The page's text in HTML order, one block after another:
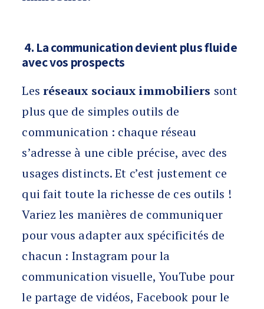
4. La communication devient plus fluide
avec vos prospects
Les réseaux sociaux immobiliers sont
plus que de simples outils de
communication : chaque réseau
s’adresse à une cible précise, avec des
usages distincts. Et c’est justement ce
qui fait toute la richesse de ces outils !
Variez les manières de communiquer
pour vous adapter aux spécificités de
chacun : Instagram pour la
communication visuelle, YouTube pour
le partage de vidéos, Facebook pour le